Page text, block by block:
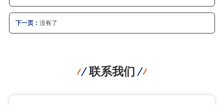
下一页： 没有了
联系我们